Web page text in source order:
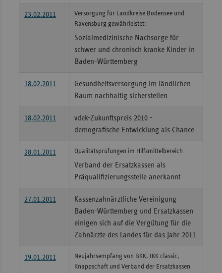
23.02.2011
Versorgung für Landkreise Bodensee und
Ravensburg gewährleistet:
Sozialmedizinische Nachsorge für
schwer und chronisch kranke Kinder in
Baden-Württemberg
18.02.2011
Gesundheitsversorgung im ländlichen
Raum nachhaltig sicherstellen
18.02.2011
vdek-Zukunftspreis 2010 -
demografische Entwicklung als Chance
28.01.2011 Qualitätsprüfungen im Hilfsmittelbereich
Verband der Ersatzkassen als
Präqualifizierungsstelle anerkannt
27.01.2011
Kassenzahnärztliche Vereinigung
Baden-Württemberg und Ersatzkassen
einigen sich auf die Vergütung für die
Zahnärzte des Landes für das Jahr 2011
19.01.2011
Neujahrsempfang von BKK, IKK classic,
Knappschaft und Verband der Ersatzkassen